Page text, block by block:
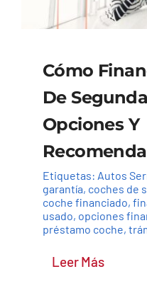
Cómo
De
Opciones Y
Etiquetas: Autos
garantía, coches de
coche financiado,
usado, opciones
préstamo coche,
Leer Más